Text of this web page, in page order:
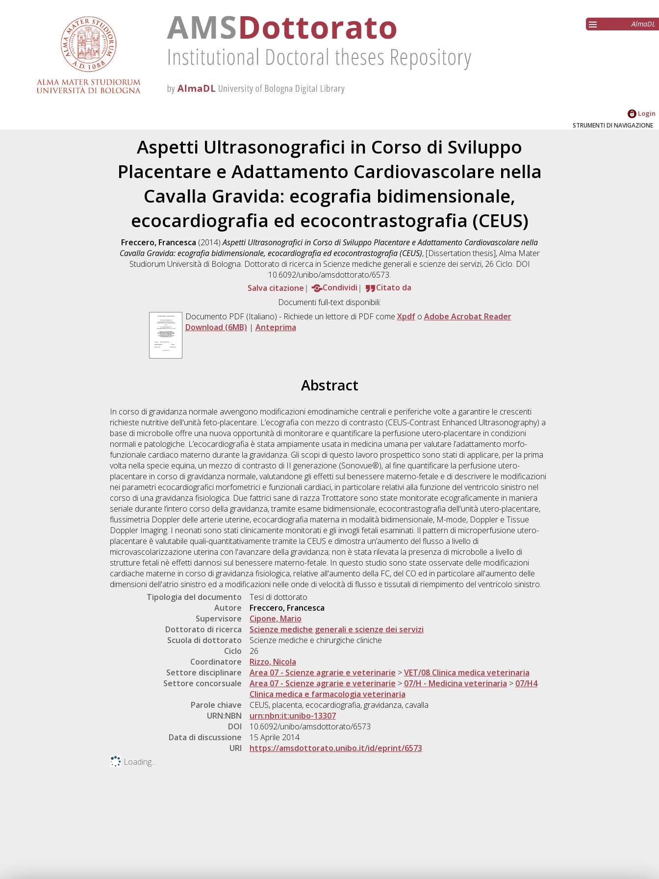
AlmaDL
Login
STRUMENTI DI NAVIGAZIONE
Aspetti Ultrasonografici in Corso di Sviluppo
Placentare e Adattamento Cardiovascolare nella
Cavalla Gravida: ecografia bidimensionale,
ecocardiografia ed ecocontrastografia (CEUS)
Freccero, Francesca (2014)Aspetti Ultrasonografici in Corso di Sviluppo Placentare e Adattamento Cardiovascolare nella
Cavalla Gravida: ecografia bidimensionale, ecocardiografia ed ecocontrastografia (CEUS), [Dissertation thesis], Alma Mater
Studiorum Università di Bologna. Dottorato di ricerca in Scienze mediche generali e scienze dei servizi, 26 Ciclo. DOI
10.6092/unibo/amsdottorato/6573.
Salva citazione
Condividi
Citato da
Documenti full-text disponibili:
Documento PDF(Italiano) - Richiede un lettore di PDF come Xpdfo Adobe Acrobat Reader
Download (6MB) | Anteprima
Abstract
In corso di gravidanza normale avvengono modificazioni emodinamiche centrali e periferiche volte a garantire le crescenti
richieste nutritive dell'unità feto-placentare. L’ecografia con mezzo di contrasto (CEUS-Contrast Enhanced Ultrasonography) a
base di microbolle offre una nuova opportunità di monitorare e quantificare la perfusione utero-placentare in condizioni
normali e patologiche. L’ecocardiografia è stata ampiamente usata in medicina umana per valutare l’adattamento morfo-
funzionale cardiaco materno durante la gravidanza. Gli scopi di questo lavoro prospettico sono stati di applicare, per la prima
volta nella specie equina, un mezzo di contrasto di II generazione (Sonovue®), al fine quantificare la perfusione utero-
placentare in corso di gravidanza normale, valutandone gli effetti sul benessere materno-fetale e di descrivere le modificazioni
nei parametri ecocardiografici morfometrici e funzionali cardiaci, in particolare relativi alla funzione del ventricolo sinistro nel
corso di una gravidanza fisiologica. Due fattrici sane di razza Trottatore sono state monitorate ecograficamente in maniera
seriale durante l’intero corso della gravidanza, tramite esame bidimensionale, ecocontrastografia dell'unità utero-placentare,
flussimetria Doppler delle arterie uterine, ecocardiografia materna in modalità bidimensionale, M-mode, Doppler e Tissue
Doppler Imaging. I neonati sono stati clinicamente monitorati e gli invogli fetali esaminati. Il pattern di microperfusione utero-
placentare è valutabile quali-quantitativamente tramite la CEUS e dimostra un’aumento del flusso a livello di
microvascolarizzazione uterina con l'avanzare della gravidanza; non è stata rilevata la presenza di microbolle a livello di
strutture fetali nè effetti dannosi sul benessere materno-fetale. In questo studio sono state osservate delle modificazioni
cardiache materne in corso di gravidanza fisiologica, relative all'aumento della FC, del CO ed in particolare all'aumento delle
dimensioni dell'atrio sinistro ed a modificazioni nelle onde di velocità di flusso e tissutali di riempimento del ventricolo sinistro.
Tipologia del documento
Tesi di dottorato
Autore
Freccero, Francesca
Supervisore
Cipone, Mario
Dottorato di ricerca
Scienze mediche generali e scienze dei servizi
Scuola di dottorato
Scienze mediche e chirurgiche cliniche
Ciclo
26
Coordinatore
Rizzo, Nicola
Settore disciplinare
Area 07 - Scienze agrarie e veterinarie >VET/08 Clinica medica veterinaria
Settore concorsuale
Area 07 - Scienze agrarie e veterinarie > 07/H - Medicina veterinaria > 07/H4
Clinica medica e farmacologia veterinaria
Parole chiave
CEUS, placenta, ecocardiografia, gravidanza, cavalla
URN:NBN
urn:nbn:it:unibo-13307
DOI
10.6092/unibo/amsdottorato/6573
Data di discussione
15 Aprile 2014
URI
https://amsdottorato.unibo.it/id/eprint/6573
Loading...